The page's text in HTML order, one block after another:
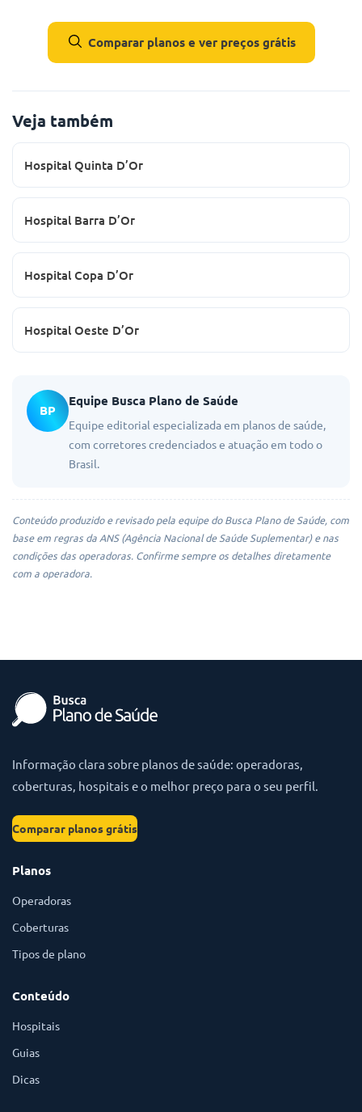
Comparar planos e ver preços grátis
Veja também
Hospital Quinta D’Or
Hospital Barra D’Or
Hospital Copa D’Or
Hospital Oeste D’Or
BP
Equipe Busca Plano de Saúde
Equipe editorial especializada em planos de saúde,
com corretores credenciados e atuação em todo o
Brasil.
Conteúdo produzido e revisado pela equipe do Busca Plano de Saúde, com
base em regras da ANS (Agência Nacional de Saúde Suplementar) e nas
condições das operadoras. Confirme sempre os detalhes diretamente
com a operadora.
Informação clara sobre planos de saúde: operadoras,
coberturas, hospitais e o melhor preço para o seu perfil.
Comparar planos grátis
Planos
Operadoras
Coberturas
Tipos de plano
Conteúdo
Hospitais
Guias
Dicas